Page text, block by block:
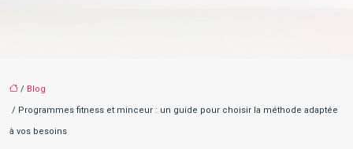
/ Blog
/ Programmes fitness et minceur : un guide pour choisir la méthode adaptée
à vos besoins